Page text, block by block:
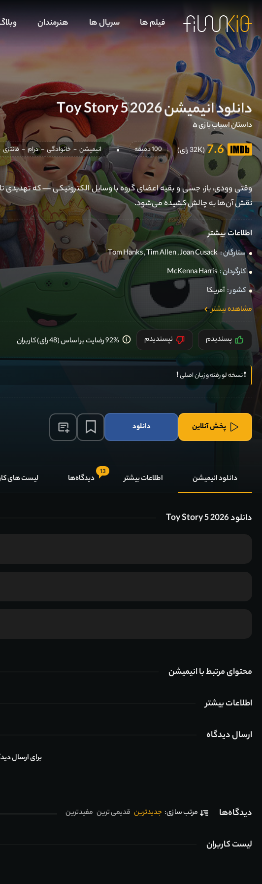
فیلم ها سریال ها هنرمندان
دانلود انیمیشن Toy Story 5 2026
داستان اسباب بازی ۵
7.6 (32K رای) 100 دقیقه انیمیشن - خانوادگی - درام - فانتزی
وقتی وودی، باز، جسی و بقیه اعضای گروه با وسایل الکترونیکی — که
نقش آن‌ها به چالش کشیده می‌شود.
اطلاعات بیشتر
ستارگان : Tom Hanks,Tim Allen,Joan Cusack
کارگردان : McKenna Harris
کشور : آمریکا
مشاهده بیشتر
پسندیدم نپسندیدم 92% رضایت بر اساس (48 رای) کاربران
❗️ نسخه لو رفته و زبان اصلی ❗️
پخش آنلاین دانلود
دانلود انیمیشن اطلاعات بیشتر
13
دیدگاه‌ها لیست های
دانلود Toy Story 5 2026
محتوای مرتبط با انیمیشن
اطلاعات بیشتر
ارسال دیدگاه
برای ارسال
دیدگاه‌ها مرتب سازی: جدیدترین قدیمی ترین مفیدترین
لیست کاربران